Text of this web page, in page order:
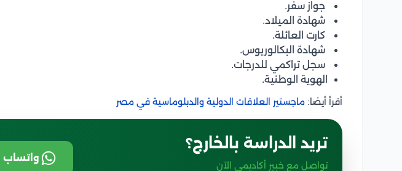
جواز سفر.
شهادة الميلاد.
كارت العائلة.
شهادة البكالوريوس.
سجل تراكمي للدرجات.
الهوية الوطنية.
أقرأ أيضا: ماجستير العلاقات الدولية والدبلوماسية في مصر
تريد الدراسة بالخارج؟
تواصل مع خبير أكاديمي الآن
واتساب